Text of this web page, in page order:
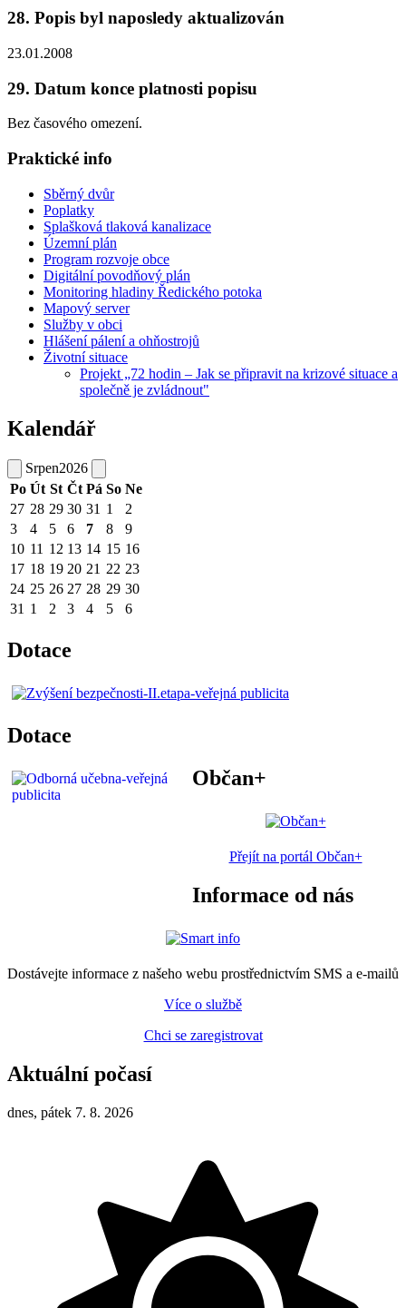
28. Popis byl naposledy aktualizován
23.01.2008
29. Datum konce platnosti popisu
Bez časového omezení.
Praktické info
Sběrný dvůr
Poplatky
Splašková tlaková kanalizace
Územní plán
Program rozvoje obce
Digitální povodňový plán
Monitoring hladiny Ředického potoka
Mapový server
Služby v obci
Hlášení pálení a ohňostrojů
Životní situace
Projekt „72 hodin – Jak se připravit na krizové situace a
společně je zvládnout"
Kalendář
Srpen2026
Po Út St Čt Pá So Ne
27 28 29 30 31 1
2
3
4 5 6 7 8
9
10 11 12 13 14 15 16
17 18 19 20 21 22 23
24 25 26 27 28 29 30
31 1 2 3 4 5 6
Dotace
Dotace
Občan+
Přejít na portál Občan+
Informace od nás
Dostávejte informace z našeho webu prostřednictvím SMS a e-mailů
Více o službě
Chci se zaregistrovat
Aktuální počasí
dnes, pátek 7. 8. 2026